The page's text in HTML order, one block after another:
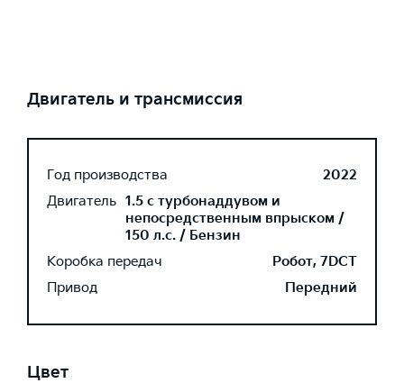
Двигатель и трансмиссия
Год производства
2022
Двигатель 1.5 с турбонаддувом и
непосредственным впрыском /
150 л.с. / Бензин
Коробка передач
Робот, 7DCT
Привод
Передний
Цвет